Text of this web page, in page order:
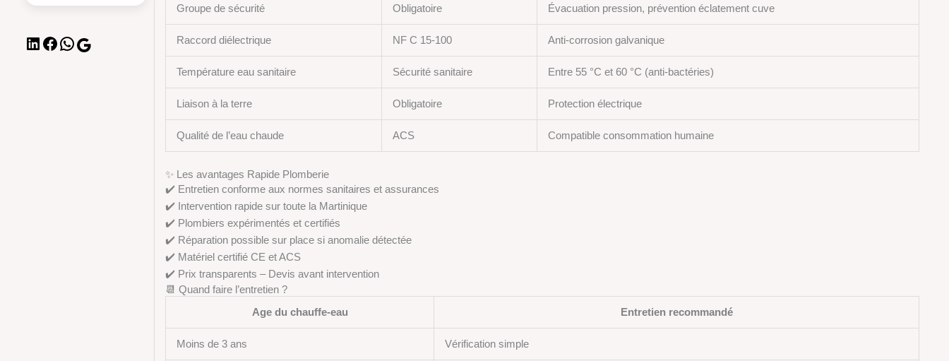
Groupe de sécurité Obligatoire Évacuation pression, prévention éclatement cuve
Raccord diélectrique NF C 15-100 Anti-corrosion galvanique
Température eau sanitaire Sécurité sanitaire Entre 55 °C et 60 °C (anti-bactéries)
Liaison à la terre Obligatoire Protection électrique
Qualité de l’eau chaude ACS Compatible consommation humaine
✨ Les avantages Rapide Plomberie
✔️ Entretien conforme aux normes sanitaires et assurances
✔️ Intervention rapide sur toute la Martinique
✔️ Plombiers expérimentés et certifiés
✔️ Réparation possible sur place si anomalie détectée
✔️ Matériel certifié CE et ACS
✔️ Prix transparents – Devis avant intervention
📆 Quand faire l’entretien ?
Age du chauffe-eau
Entretien recommandé
Moins de 3 ans Vérification simple